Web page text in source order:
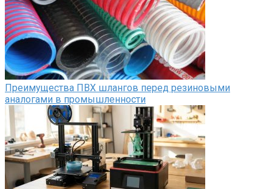
Преимущества ПВХ шлангов перед резиновыми
аналогами в промышленности